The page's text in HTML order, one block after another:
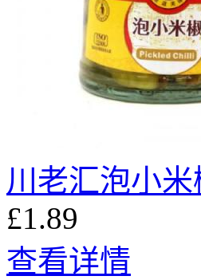
川老汇泡小米
£1.89
查看详情